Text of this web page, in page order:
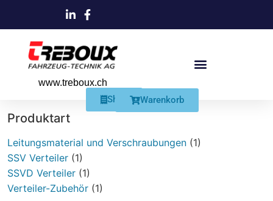
www.treboux.ch
Shop Warenkorb
Produktart
Leitungsmaterial und Verschraubungen (1)
SSV Verteiler (1)
SSVD Verteiler (1)
Verteiler-Zubehör (1)